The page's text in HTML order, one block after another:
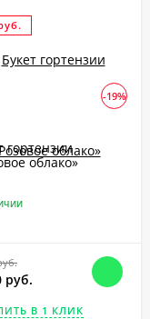
-19%
гортензии
облако»
руб.
В 1 КЛИК